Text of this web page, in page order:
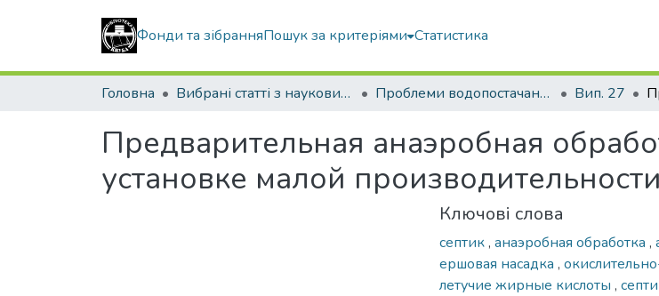
Фонди та зібранняПошук за критеріями Статистика
Головна Вибрані статті з наукових збірників КНУБА Проблеми водопостачання, водовідведення та гідравліки Вип. 27
Предварительная анаэробная
установке малой производительности
Ключові слова
септик, анаэробная обработка ,
ершовая насадка ,
летучие жирные кислоты ,